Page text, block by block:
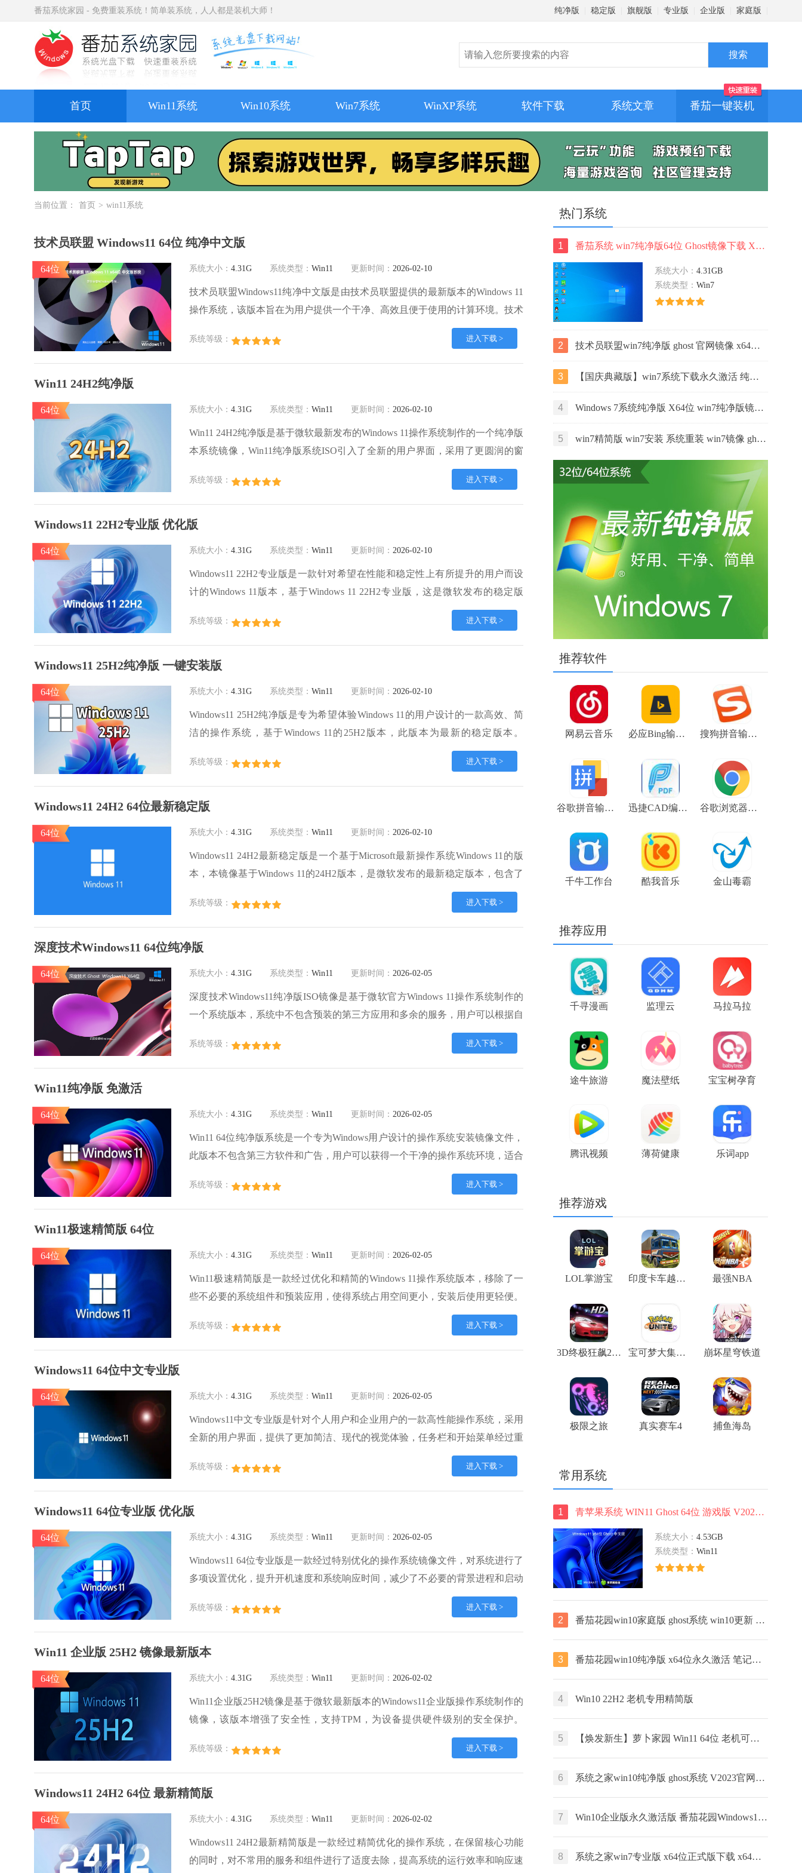
番茄系统家园 - 免费重装系统！简单装系统，人人都是装机大师！ 纯净版 稳定版 旗舰版 专业版 企业版 家庭版
首页 Win11系统 Win10系统 Win7系统 WinXP系统 软件下载 番茄一键装机
系统文章
当前位置： 首页 > win11系统
技术员联盟 Windows11 64位 纯净中文版
64位 系统大小： 4.31G 系统类型： Win11 更新时间： 2026-02-10
技术员联盟Windows11纯净中文版是由技术员联盟提供的最新版本的Windows 11
操作系统，该版本旨在为用户提供一个干净、高效且便于使用的计算环境。技术
员联盟Windows11 64位纯净版该镜像无多余预装软件，用户可以根据需求自由安
装所需应用，还提供了全面的防病毒和恶意软件保护，保障用户系统安全。
系统等级： 进入下载 >
Win11 24H2纯净版
64位 系统大小： 4.31G 系统类型： Win11 更新时间： 2026-02-10
Win11 24H2纯净版是基于微软最新发布的Windows 11操作系统制作的一个纯净版
本系统镜像，Win11纯净版系统ISO引入了全新的用户界面，采用了更圆润的窗
口角、中央对齐的任务栏和全新的开始菜单，整体视觉风格更加现代化。提供了
清晰的安装向导，帮助用户顺利完成系统的安装和配置。
系统等级： 进入下载 >
Windows11 22H2专业版 优化版
64位 系统大小： 4.31G 系统类型： Win11 更新时间： 2026-02-10
Windows11 22H2专业版是一款针对希望在性能和稳定性上有所提升的用户而设
计的Windows 11版本，基于Windows 11 22H2专业版，这是微软发布的稳定版
本。Windows11 22H2优化版经过专门的性能优化，系统在启动、运行和资源管
理方面更加高效，能够在不同硬件配置下流畅运行。
系统等级： 进入下载 >
Windows11 25H2纯净版 一键安装版
64位 系统大小： 4.31G 系统类型： Win11 更新时间： 2026-02-10
Windows11 25H2纯净版是专为希望体验Windows 11的用户设计的一款高效、简
洁的操作系统，基于Windows 11的25H2版本，此版本为最新的稳定版本。
Windows11 25H2系统镜像一键安装版不含任何第三方预装软件，用户可以自由
选择安装自己需要的应用，系统更加干净、轻便。
系统等级： 进入下载 >
Windows11 24H2 64位最新稳定版
64位 系统大小： 4.31G 系统类型： Win11 更新时间： 2026-02-10
Windows11 24H2最新稳定版是一个基于Microsoft最新操作系统Windows 11的版
本，本镜像基于Windows 11的24H2版本，是微软发布的最新稳定版本，包含了
最新的补丁和安全更新。Windows11 24H2稳定版系统采用了全新的用户界面设
计，具有现代感和简洁美观的风格，任务栏和开始菜单的位置经过重新设计，提
供更友好的用户体验。
系统等级： 进入下载 >
深度技术Windows11 64位纯净版
64位 系统大小： 4.31G 系统类型： Win11 更新时间： 2026-02-05
深度技术Windows11纯净版ISO镜像是基于微软官方Windows 11操作系统制作的
一个系统版本，系统中不包含预装的第三方应用和多余的服务，用户可以根据自
身需求自由安装软件。深度技术Windows11 64位精简版支持绝大部分现代设备，
能够良好运行在各类硬件上，适合从老旧设备到高端游戏机的不同需求。
系统等级： 进入下载 >
Win11纯净版 免激活
64位 系统大小： 4.31G 系统类型： Win11 更新时间： 2026-02-05
Win11 64位纯净版系统是一个专为Windows用户设计的操作系统安装镜像文件，
此版本不包含第三方软件和广告，用户可以获得一个干净的操作系统环境，适合
需要优化计算机性能和稳定性的用户。Win11纯净系统免激活版镜像已预先激
活，用户安装后无需进行额外激活步骤，能够立即享受完整的系统功能，降低了
用户的操作复杂性。
系统等级： 进入下载 >
Win11极速精简版 64位
64位 系统大小： 4.31G 系统类型： Win11 更新时间： 2026-02-05
Win11极速精简版是一款经过优化和精简的Windows 11操作系统版本，移除了一
些不必要的系统组件和预装应用，使得系统占用空间更小，安装后使用更轻便。
Win11 64位精简版系统保留了Windows 11的现代化界面设计，但进行了一些优
化，使得操作更加直观，能够提升系统启动速度，减少等待时间。
系统等级： 进入下载 >
Windows11 64位中文专业版
64位 系统大小： 4.31G 系统类型： Win11 更新时间： 2026-02-05
Windows11中文专业版是针对个人用户和企业用户的一款高性能操作系统，采用
全新的用户界面，提供了更加简洁、现代的视觉体验，任务栏和开始菜单经过重
新设计，更加便于用户操作。Windows11 64位专业版在性能方面做了诸多优化，
系统启动速度更快，应用响应更迅速，为用户提供更加流畅的使用体验。
系统等级： 进入下载 >
Windows11 64位专业版 优化版
64位 系统大小： 4.31G 系统类型： Win11 更新时间： 2026-02-05
Windows11 64位专业版是一款经过特别优化的操作系统镜像文件，对系统进行了
多项设置优化，提升开机速度和系统响应时间，减少了不必要的背景进程和启动
项。Windows11 64位系统镜像优化版兼容各种硬件配置，能够在多种平台上顺利
安装和使用，进行了主题和图标的美化，提供了更为个性化的桌面环境，能够让
用户在使用时不仅高效，也能够享受到视觉上的愉悦。
系统等级： 进入下载 >
Win11 企业版 25H2 镜像最新版本
64位 系统大小： 4.31G 系统类型： Win11 更新时间： 2026-02-02
Win11企业版25H2镜像是基于微软最新版本的Windows11企业版操作系统制作的
镜像，该版本增强了安全性，支持TPM，为设备提供硬件级别的安全保护。
Win11企业版系统最新版本提供更丰富的群组策略支持，方便IT管理员在企业环
境中集中管理多个设备。全新Microsoft Store，提供更丰富的应用选择，满足不
同用户需求。
系统等级： 进入下载 >
Windows11 24H2 64位 最新精简版
64位 系统大小： 4.31G 系统类型： Win11 更新时间： 2026-02-02
Windows11 24H2最新精简版是一款经过精简优化的操作系统，在保留核心功能
的同时，对不常用的服务和组件进行了适度去除，提高系统的运行效率和响应速
热门系统
1 番茄系统 win7纯净版64位 Ghost镜像下载 X64位系统 免激活稳定版
系统大小： 4.31GB
系统类型： Win7
2 技术员联盟win7纯净版 ghost 官网镜像 x64位下载 v2022.07
3 【国庆典藏版】win7系统下载永久激活 纯净版系统64位 ghost ISO 镜像下载
4 Windows 7系统纯净版 X64位 win7纯净版镜像 v2022.02
5 win7精简版 win7安装 系统重装 win7镜像 ghost x64位 官网系统下载
推荐软件
网易云音乐 必应Bing输入法 搜狗拼音输入法
谷歌拼音输入法3.0 迅捷CAD编辑器软件 谷歌浏览器稳定版 stable 104.0.5112.81 chrome下载
千牛工作台 酷我音乐 金山毒霸
推荐应用
千寻漫画 监理云 马拉马拉
途牛旅游 魔法壁纸 宝宝树孕育
腾讯视频 薄荷健康 乐词app
推荐游戏
LOL掌游宝 印度卡车越野模拟器 最强NBA
3D终极狂飙2(高清版) 宝可梦大集结正版 崩坏星穹铁道
极限之旅 真实赛车4 捕鱼海岛
常用系统
1 青苹果系统 WIN11 Ghost 64位 游戏版 V2022.03
系统大小： 4.53GB
系统类型： Win11
2 番茄花园win10家庭版 ghost系统 win10更新 v2023 下载
3 番茄花园win10纯净版 x64位永久激活 笔记本专用下载 v2023
4 Win10 22H2 老机专用精简版
5 【焕发新生】萝卜家园 Win11 64位 老机可用专业版
6 系统之家win10纯净版 ghost系统 V2023官网镜像下载
7 Win10企业版永久激活版 番茄花园Windows10下载 x64位 ghost镜像下载
8 系统之家win7专业版 x64位正式版下载 x64位 官网镜像下载 v2023